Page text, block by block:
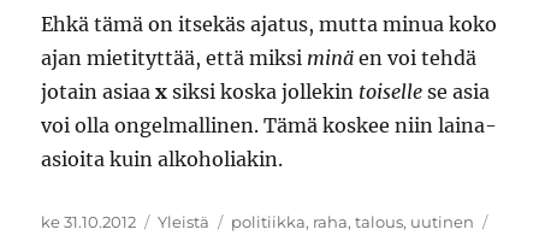
Ehkä tämä on itsekäs ajatus, mutta minua koko
ajan mietityttää, että miksi minä en voi tehdä
jotain asiaax siksi koska jollekin toiselle se asia
voi olla ongelmallinen. Tämä koskee niin laina-
asioita kuin alkoholiakin.
Julkaistu
ke 31.10.2012 Kategoriat
Yleistä Avainsanat
politiikka, raha,talous, uutinen